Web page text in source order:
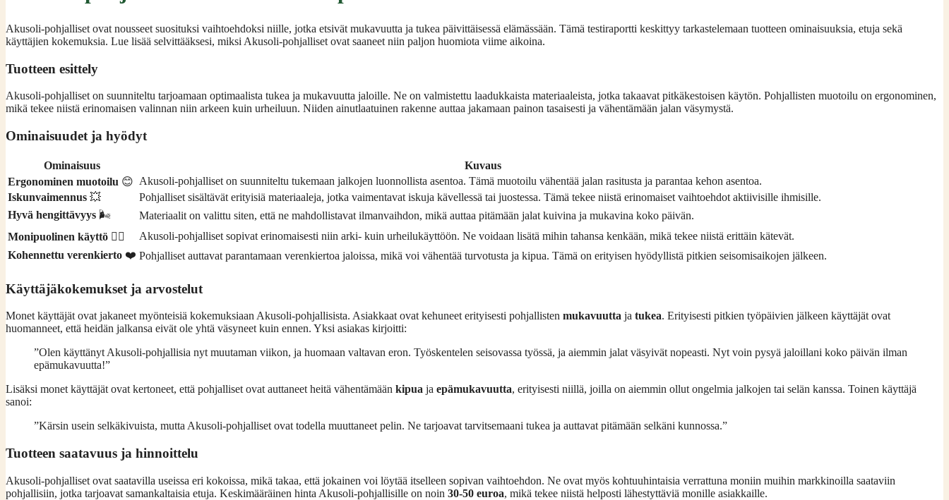
Akusoli-pohjalliset ovat nousseet suosituksi vaihtoehdoksi niille, jotka etsivät mukavuutta ja tukea päivittäisessä elämässään. Tämä testiraportti keskittyy tarkastelemaan tuotteen ominaisuuksia, etuja sekä
käyttäjien kokemuksia. Lue lisää selvittääksesi, miksi Akusoli-pohjalliset ovat saaneet niin paljon huomiota viime aikoina.
Tuotteen esittely
Akusoli-pohjalliset on suunniteltu tarjoamaan optimaalista tukea ja mukavuutta jaloille. Ne on valmistettu laadukkaista materiaaleista, jotka takaavat pitkäkestoisen käytön. Pohjallisten muotoilu on ergonominen,
mikä tekee niistä erinomaisen valinnan niin arkeen kuin urheiluun. Niiden ainutlaatuinen rakenne auttaa jakamaan painon tasaisesti ja vähentämään jalan väsymystä.
Ominaisuudet ja hyödyt
Ominaisuus
Kuvaus
Ergonominen muotoilu 😊 Akusoli-pohjalliset on suunniteltu tukemaan jalkojen luonnollista asentoa. Tämä muotoilu vähentää jalan rasitusta ja parantaa kehon asentoa.
Iskunvaimennus 💥
Pohjalliset sisältävät erityisiä materiaaleja, jotka vaimentavat iskuja kävellessä tai juostessa. Tämä tekee niistä erinomaiset vaihtoehdot aktiivisille ihmisille.
Hyvä hengittävyys 🌬️
Materiaalit on valittu siten, että ne mahdollistavat ilmanvaihdon, mikä auttaa pitämään jalat kuivina ja mukavina koko päivän.
Monipuolinen käyttö 🏃‍♂️
Akusoli-pohjalliset sopivat erinomaisesti niin arki- kuin urheilukäyttöön. Ne voidaan lisätä mihin tahansa kenkään, mikä tekee niistä erittäin kätevät.
Kohennettu verenkierto ❤️ Pohjalliset auttavat parantamaan verenkiertoa jaloissa, mikä voi vähentää turvotusta ja kipua. Tämä on erityisen hyödyllistä pitkien seisomisaikojen jälkeen.
Käyttäjäkokemukset ja arvostelut
Monet käyttäjät ovat jakaneet myönteisiä kokemuksiaan Akusoli-pohjallisista. Asiakkaat ovat kehuneet erityisesti pohjallisten mukavuutta ja tukea. Erityisesti pitkien työpäivien jälkeen käyttäjät ovat
huomanneet, että heidän jalkansa eivät ole yhtä väsyneet kuin ennen. Yksi asiakas kirjoitti:
”Olen käyttänyt Akusoli-pohjallisia nyt muutaman viikon, ja huomaan valtavan eron. Työskentelen seisovassa työssä, ja aiemmin jalat väsyivät nopeasti. Nyt voin pysyä jaloillani koko päivän ilman
epämukavuutta!”
Lisäksi monet käyttäjät ovat kertoneet, että pohjalliset ovat auttaneet heitä vähentämään kipua ja epämukavuutta, erityisesti niillä, joilla on aiemmin ollut ongelmia jalkojen tai selän kanssa. Toinen käyttäjä
sanoi:
”Kärsin usein selkäkivuista, mutta Akusoli-pohjalliset ovat todella muuttaneet pelin. Ne tarjoavat tarvitsemaani tukea ja auttavat pitämään selkäni kunnossa.”
Tuotteen saatavuus ja hinnoittelu
Akusoli-pohjalliset ovat saatavilla useissa eri kokoissa, mikä takaa, että jokainen voi löytää itselleen sopivan vaihtoehdon. Ne ovat myös kohtuuhintaisia verrattuna moniin muihin markkinoilla saataviin
pohjallisiin, jotka tarjoavat samankaltaisia etuja. Keskimääräinen hinta Akusoli-pohjallisille on noin 30-50 euroa, mikä tekee niistä helposti lähestyttäviä monille asiakkaille.